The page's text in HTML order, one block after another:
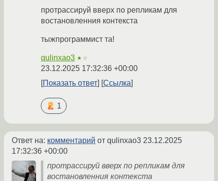
протрассируй вверх по репликам для
востановленния контекста
тыжпрограммист та!
qulinxao3 ★☆
23.12.2025 17:32:36 +00:00
Показать ответ
Ссылка
1
Ответ на: комментарий от qulinxao3 23.12.2025
17:32:36 +00:00
протрассируй вверх по репликам для
востановленния контекста